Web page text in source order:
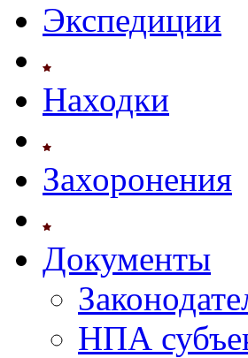
Экспедиции
Находки
Захоронения
Документы
НПА